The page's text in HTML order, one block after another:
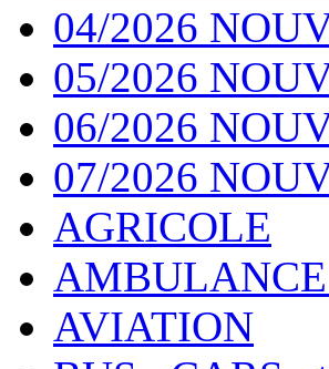
04/2026
05/2026
06/2026
07/2026
AGRICOLE
AVIATION